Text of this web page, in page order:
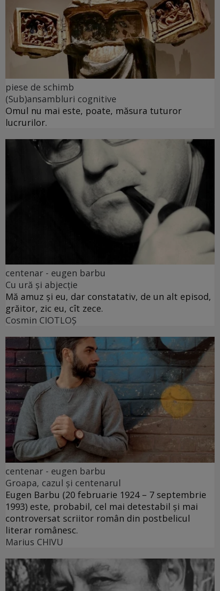
piese de schimb
(Sub)ansambluri cognitive
Omul nu mai este, poate, măsura tuturor
lucrurilor.
centenar - eugen barbu
Cu ură și abjecție
Mă amuz și eu, dar constatativ, de un alt episod,
grăitor, zic eu, cît zece.
Cosmin CIOTLOŞ
centenar - eugen barbu
Groapa, cazul și centenarul
Eugen Barbu (20 februarie 1924 – 7 septembrie
1993) este, probabil, cel mai detestabil și mai
controversat scriitor român din postbelicul
literar românesc.
Marius CHIVU